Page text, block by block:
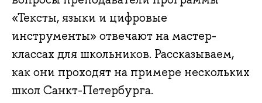
«Тексты, языки и цифровые
инструменты» отвечают на мастер-
классах для школьников. Рассказываем,
как они проходят на примере нескольких
школ Санкт-Петербурга.